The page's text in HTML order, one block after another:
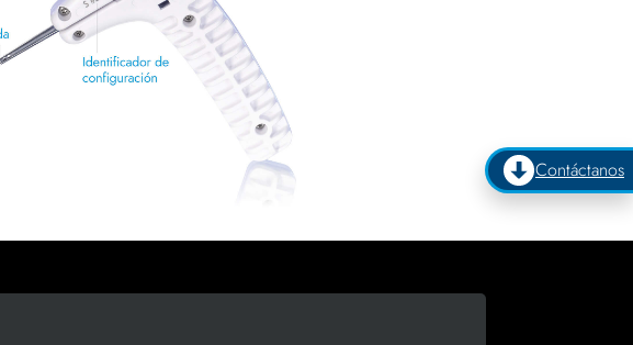
Contáctanos